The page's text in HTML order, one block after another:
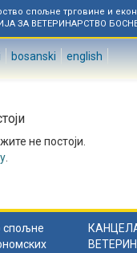
спољне трговине и
ЗА ВЕТЕРИНАРСТВО
bosanski english
не постоји.
спољне